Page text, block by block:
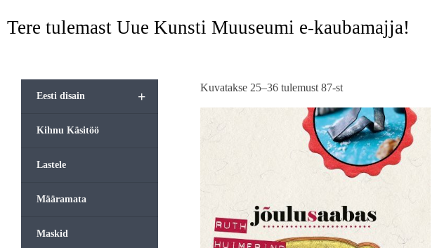
Tere tulemast Uue Kunsti Muuseumi e-kaubamajja!
+
Eesti disain
Kihnu Käsitöö
Lastele
Määramata
Maskid
Kuvatakse 25–36 tulemust 87-st